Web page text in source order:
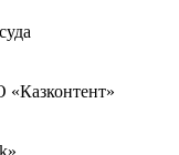
«Казконтент»